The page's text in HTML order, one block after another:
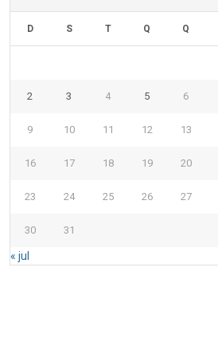
D S T Q Q
2 3 4 5 6
9 10 11 12 13
16 17 18 19 20
23 24 25 26 27
30 31
« jul